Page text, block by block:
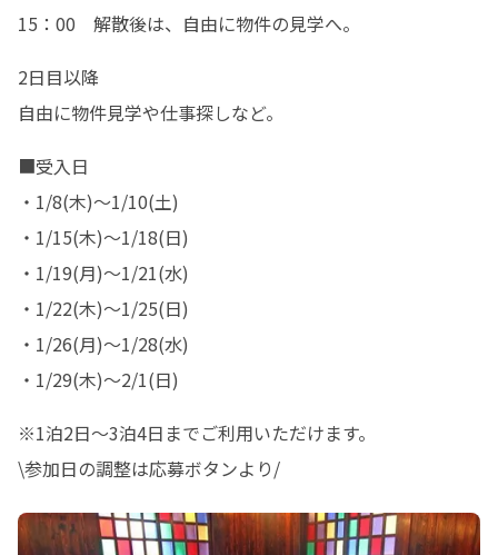
15：00　解散後は、自由に物件の見学へ。
2日目以降
自由に物件見学や仕事探しなど。
■受入日
・1/8(木)～1/10(土)
・1/15(木)～1/18(日)
・1/19(月)～1/21(水)
・1/22(木)～1/25(日)
・1/26(月)～1/28(水)
・1/29(木)～2/1(日)
※1泊2日～3泊4日までご利用いただけます。
\参加日の調整は応募ボタンより/